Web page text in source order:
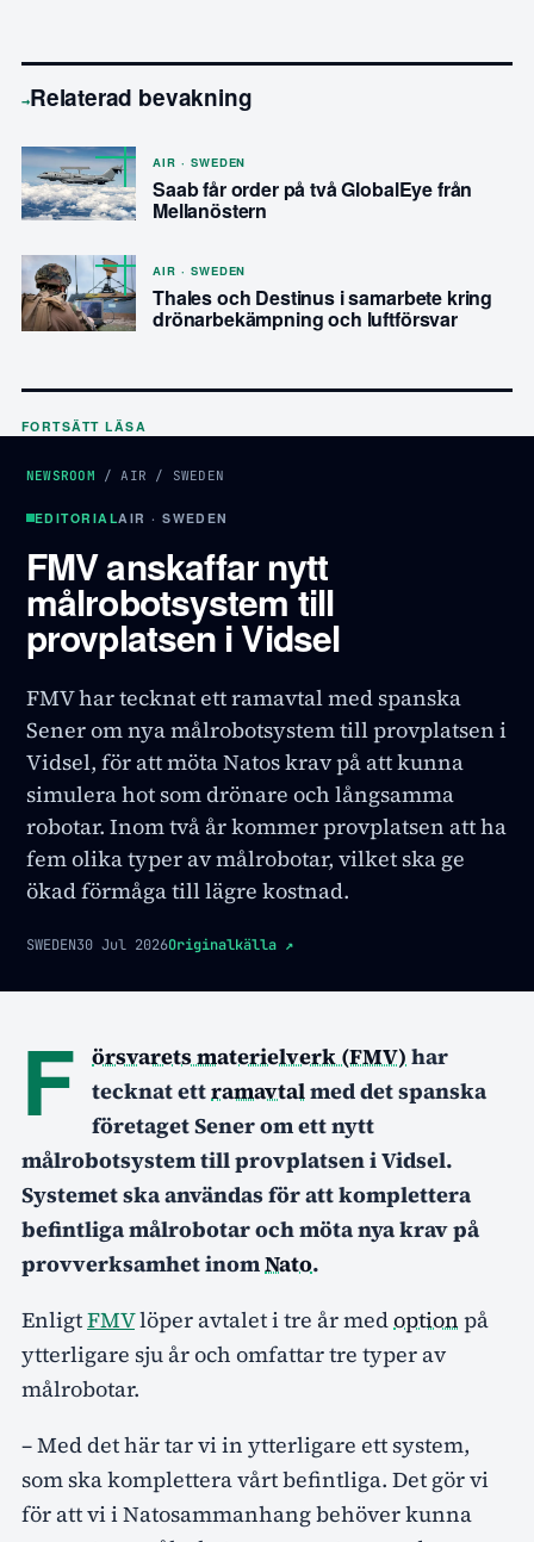
→Relaterad bevakning
AIR · SWEDEN
Saab får order på två GlobalEye från
Mellanöstern
AIR · SWEDEN
Thales och Destinus i samarbete kring
drönarbekämpning och luftförsvar
FORTSÄTT LÄSA
NEWSROOM / AIR / SWEDEN
EDITORIALAIR · SWEDEN
FMV anskaffar nytt
målrobotsystem till
provplatsen i Vidsel
FMV har tecknat ett ramavtal med spanska
Sener om nya målrobotsystem till provplatsen i
Vidsel, för att möta Natos krav på att kunna
simulera hot som drönare och långsamma
robotar. Inom två år kommer provplatsen att ha
fem olika typer av målrobotar, vilket ska ge
ökad förmåga till lägre kostnad.
SWEDEN30 Jul 2026Originalkälla ↗
F örsvarets materielverk (FMV) har
tecknat ettramavtalmed det spanska
företaget Sener om ett nytt
målrobotsystem till provplatsen i Vidsel.
Systemet ska användas för att komplettera
befintliga målrobotar och möta nya krav på
provverksamhet inomNato.
EnligtFMVlöper avtalet i tre år medoption på
ytterligare sju år och omfattar tre typer av
målrobotar.
– Med det här tar vi in ytterligare ett system,
som ska komplettera vårt befintliga. Det gör vi
för att vi i Natosammanhang behöver kunna